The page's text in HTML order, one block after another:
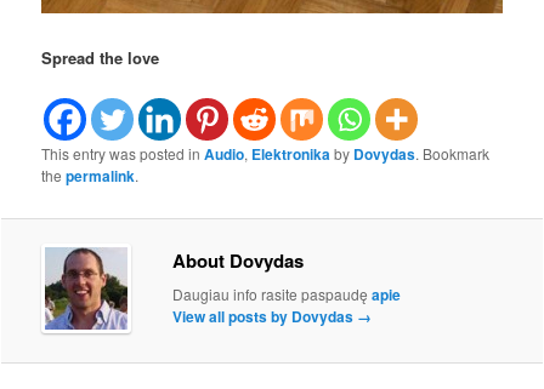
Spread the love
This entry was posted inAudio, Elektronikaby Dovydas. Bookmark
thepermalink.
About Dovydas
Daugiau info rasite paspaudęapie
View all posts by Dovydas →